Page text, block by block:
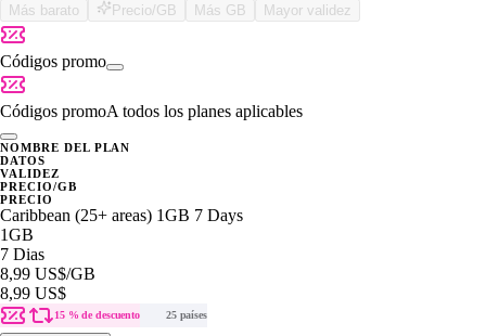
Más barato Precio/GB Más GB Mayor validez
Códigos promo
Códigos promoA todos los planes aplicables
NOMBRE DEL PLAN
DATOS
VALIDEZ
PRECIO/GB
PRECIO
Caribbean (25+ areas) 1GB 7 Days
1GB
7 Dias
8,99 US$/GB
8,99 US$
15 % de descuento 25 países